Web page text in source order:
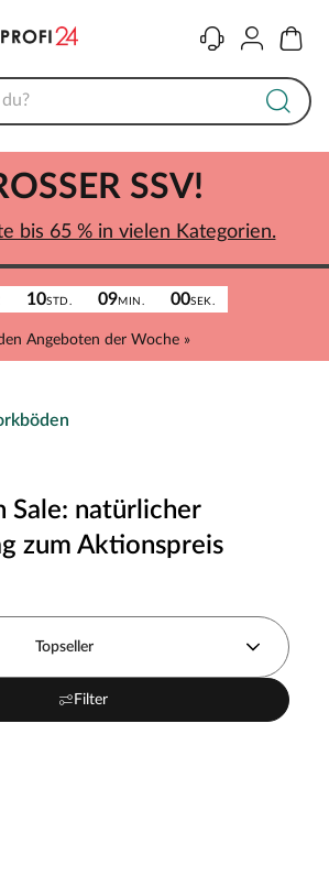
KontaktKonto
10STD. 09MIN. 00SEK.
Angeboten der Woche »
SSV!
bis 65 % in vielen Kategorien.
Sale: natürlicher
zum Aktionspreis
Topseller
Filter